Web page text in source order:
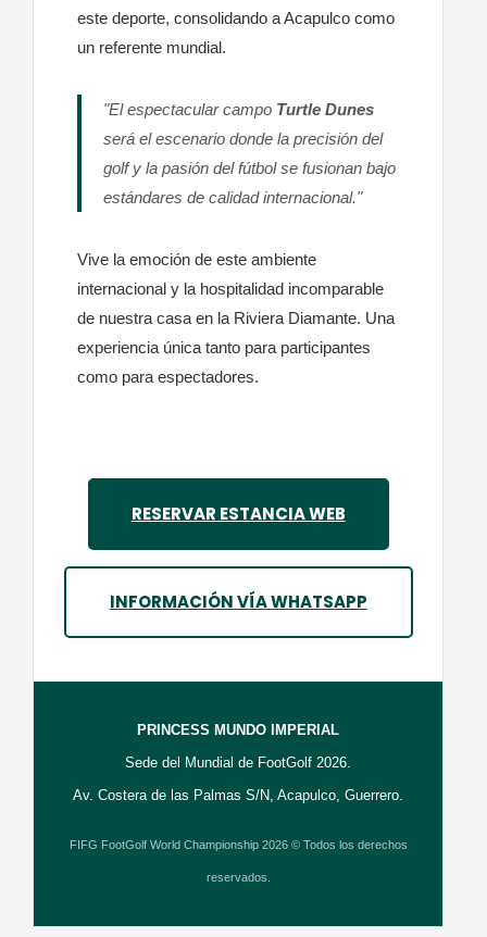
este deporte, consolidando a Acapulco como
un referente mundial.
"El espectacular campo Turtle Dunes
será el escenario donde la precisión del
golf y la pasión del fútbol se fusionan bajo
estándares de calidad internacional."
Vive la emoción de este ambiente
internacional y la hospitalidad incomparable
de nuestra casa en la Riviera Diamante. Una
experiencia única tanto para participantes
como para espectadores.
RESERVAR ESTANCIA WEB
INFORMACIÓN VÍA WHATSAPP
PRINCESS MUNDO IMPERIAL
Sede del Mundial de FootGolf 2026.
Av. Costera de las Palmas S/N, Acapulco, Guerrero.
FIFG FootGolf World Championship 2026 © Todos los derechos
reservados.